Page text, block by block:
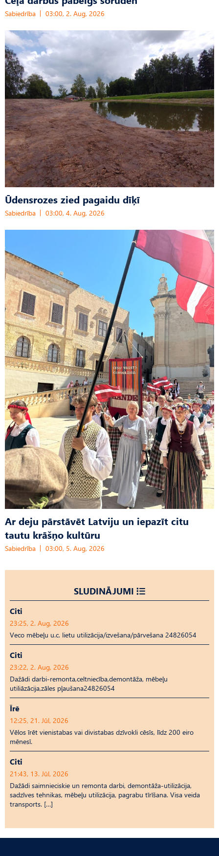
Sabiedrība 03:00, 2. Aug, 2026
Ūdensrozes zied pagaidu dīķī
Sabiedrība 03:00, 4. Aug, 2026
Ar deju pārstāvēt Latviju un iepazīt citu
tautu krāšņo kultūru
Sabiedrība 03:00, 5. Aug, 2026
SLUDINĀJUMI
Citi
23:25, 2. Aug, 2026
Veco mēbeļu u.c. lietu utilizācija/izvešana/pārvešana 24826054
Citi
23:22, 2. Aug, 2026
Dažādi darbi-remonta,celtniecība,demontāža, mēbeļu
utiliāzācija,zāles pļaušana24826054
Īrē
12:25, 21. Jūl, 2026
Vēlos īrēt vienistabas vai divistabas dzīvokli cēsīs, līdz 200 eiro
mēnesī.
Citi
21:43, 13. Jūl, 2026
Dažādi saimnieciskie un remonta darbi, demontāža-utilizācija,
sadzīves tehnikas, mēbeļu utilizācija, pagrabu tīrīšana. Visa veida
transports. […]